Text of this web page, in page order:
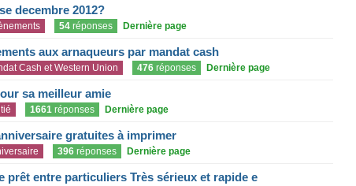
decembre 2012?
54réponses Dernière page
aux arnaqueurs par mandat cash
Cash et Western Union 476réponses Dernière page
sa meilleur amie
1661réponses Dernière page
gratuites à imprimer
396réponses Dernière page
prêt entre particuliers Très sérieux et rapide e